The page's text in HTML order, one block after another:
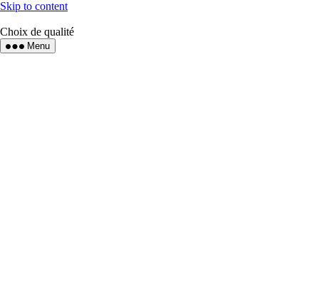
Skip to content
Choix de qualité
Menu